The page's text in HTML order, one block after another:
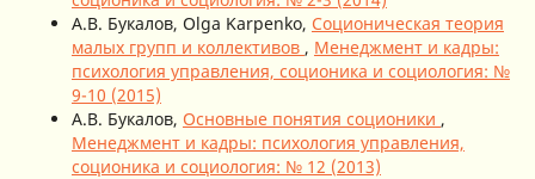
А.В. Букалов, Olga Karpenko, Соционическая теория
малых групп и коллективов , Менеджмент и кадры:
психология управления, соционика и социология: №
9-10 (2015)
А.В. Букалов, Основные понятия соционики ,
Менеджмент и кадры: психология управления,
соционика и социология: № 12 (2013)